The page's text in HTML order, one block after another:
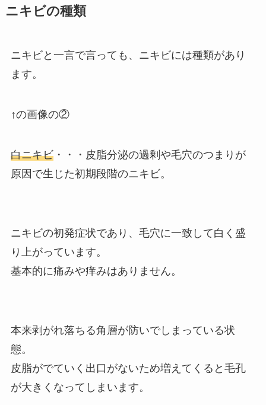
ニキビの種類
ニキビと一言で言っても、ニキビには種類があり
ます。
↑の画像の②
白ニキビ・・・皮脂分泌の過剰や毛穴のつまりが
原因で生じた初期段階のニキビ。
ニキビの初発症状であり、毛穴に一致して白く盛
り上がっています。
基本的に痛みや痒みはありません。
本来剥がれ落ちる角層が防いでしまっている状
態。
皮脂がでていく出口がないため増えてくると毛孔
が大きくなってしまいます。